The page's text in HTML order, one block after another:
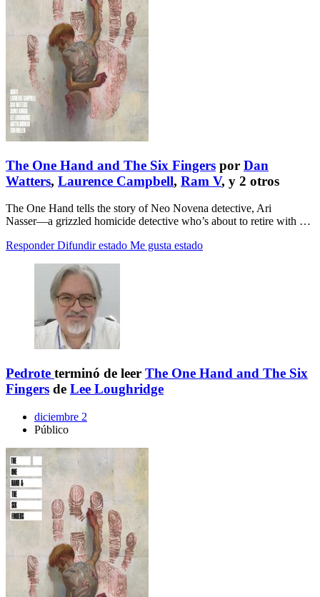
The One Hand and The Six Fingers por Dan
Watters, Laurence Campbell, Ram V, y 2 otros
The One Hand tells the story of Neo Novena detective, Ari
Nasser―a grizzled homicide detective who’s about to retire with …
Responder Difundir estado Me gusta estado
Pedrote terminó de leer The One Hand and The Six
Fingers de Lee Loughridge
diciembre 2
Público